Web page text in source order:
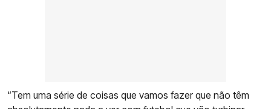
“Tem uma série de coisas que vamos fazer que não têm